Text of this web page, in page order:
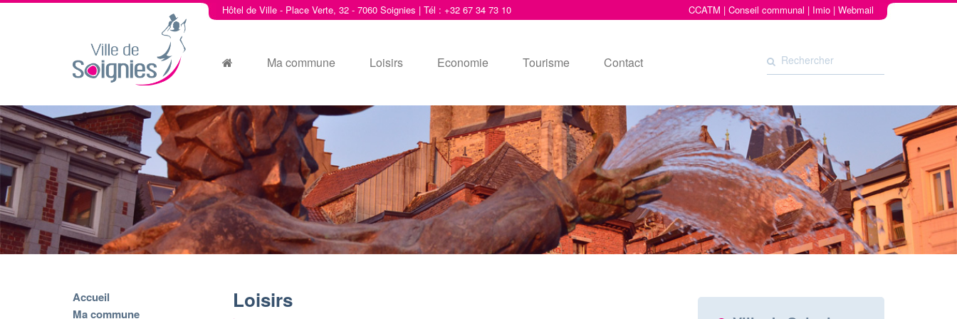
Hôtel de Ville - Place Verte, 32 - 7060 Soignies | Tél : +32 67 34 73 10 CCATM | Conseil communal | Imio | Webmail
Ma commune Loisirs Economie Tourisme Contact
Accueil
Ma commune
Loisirs